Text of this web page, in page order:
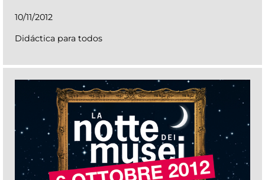
10/11/2012
Didáctica para todos